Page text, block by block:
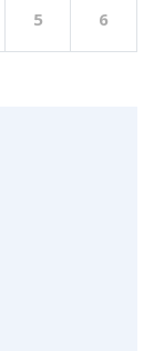
5 6